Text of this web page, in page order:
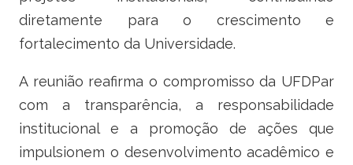
diretamente para o crescimento e
fortalecimento da Universidade.
A reunião reafirma o compromisso da UFDPar
com a transparência, a responsabilidade
institucional e a promoção de ações que
impulsionem o desenvolvimento acadêmico e